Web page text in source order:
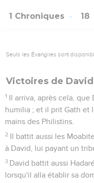
1 Chroniques 18
Seuls les Évangiles sont
Victoires de
1 Il arriva, après cela,
humilia ; et il prit Gath et
mains des Philistins.
2 Il battit aussi les
à David, lui payant un
3 David battit aussi
lorsqu'il alla établir sa